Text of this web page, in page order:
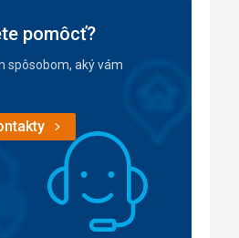
pomôcť?
spôsobom, aký vám